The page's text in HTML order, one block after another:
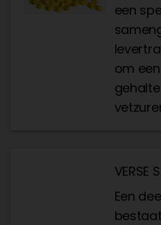
een
om
VERSE
Een